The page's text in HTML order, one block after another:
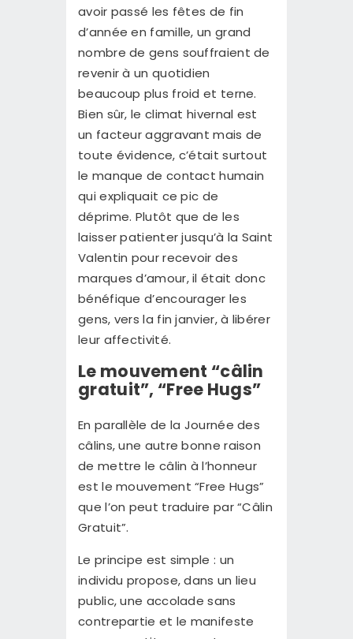
avoir passé les fêtes de fin
d’année en famille, un grand
nombre de gens souffraient de
revenir à un quotidien
beaucoup plus froid et terne.
Bien sûr, le climat hivernal est
un facteur aggravant mais de
toute évidence, c’était surtout
le manque de contact humain
qui expliquait ce pic de
déprime. Plutôt que de les
laisser patienter jusqu’à la Saint
Valentin pour recevoir des
marques d’amour, il était donc
bénéfique d’encourager les
gens, vers la fin janvier, à libérer
leur affectivité.
Le mouvement “câlin
gratuit”, “Free Hugs”
En parallèle de la Journée des
câlins, une autre bonne raison
de mettre le câlin à l’honneur
est le mouvement “Free Hugs”
que l’on peut traduire par “Câlin
Gratuit”.
Le principe est simple : un
individu propose, dans un lieu
public, une accolade sans
contrepartie et le manifeste